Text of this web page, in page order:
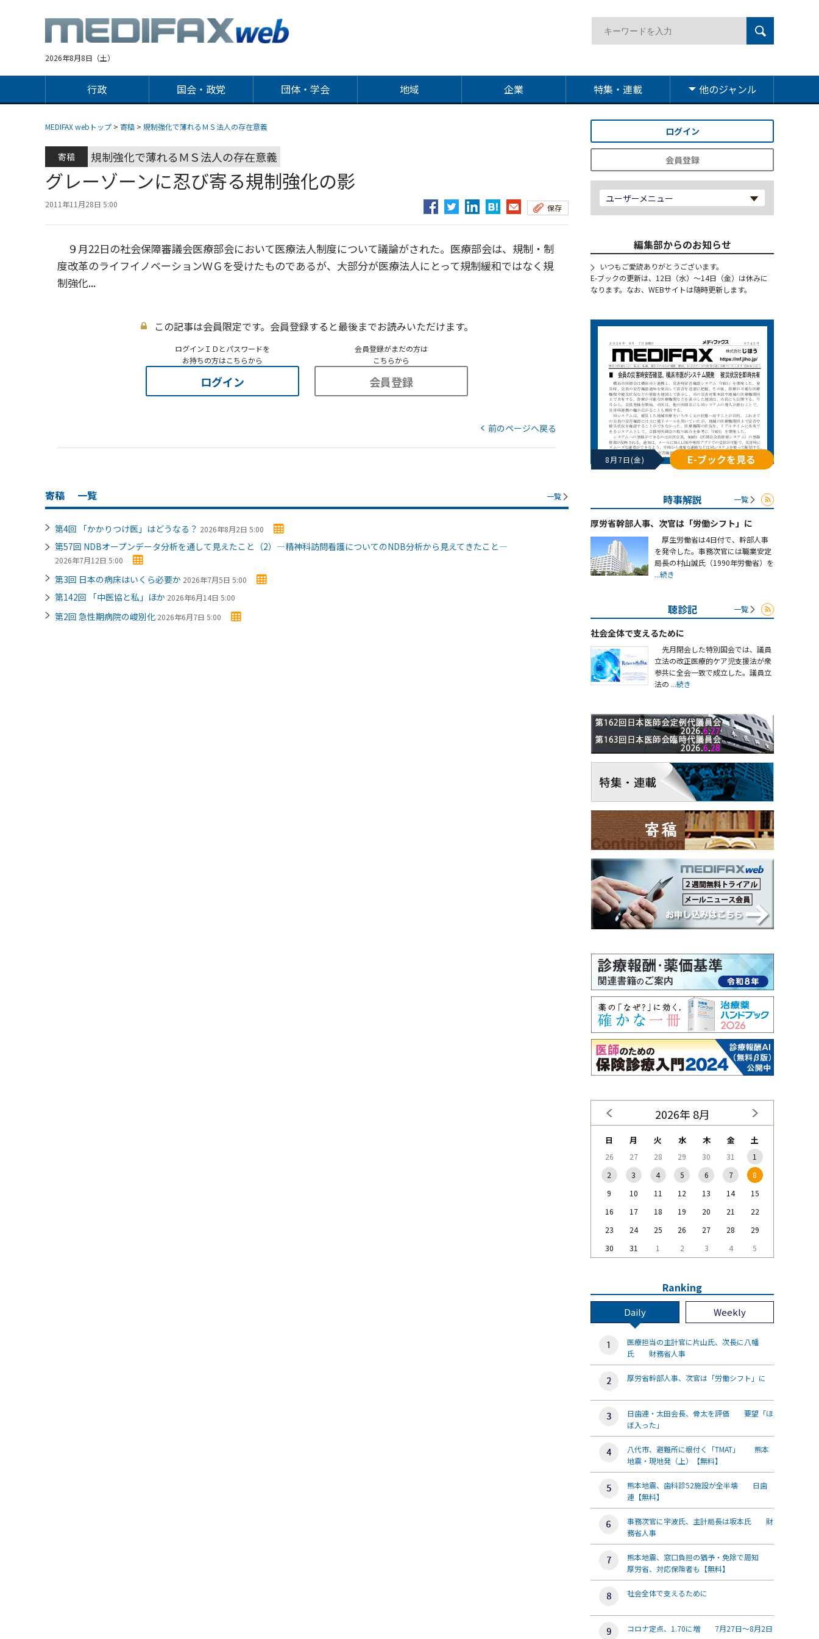
2026年8月8日（土）
行政 国会・政党 団体・学会 地域 企業 特集・連載 他のジャンル
MEDIFAX webトップ > 寄稿 > 規制強化で薄れるＭＳ法人の存在意義
寄稿 規制強化で薄れるＭＳ法人の存在意義
グレーゾーンに忍び寄る規制強化の影
2011年11月28日 5:00 保存
９月22日の社会保障審議会医療部会において医療法人制度について議論がされた。医療部会は、規制・制
度改革のライフイノベーションＷＧを受けたものであるが、大部分が医療法人にとって規制緩和ではなく規
制強化...
この記事は会員限定です。会員登録すると最後までお読みいただけます。
ログインＩＤとパスワードを
お持ちの方はこちらから
ログイン
会員登録がまだの方は
こちらから
会員登録
前のページへ戻る
寄稿 一覧 一覧
第4回 「かかりつけ医」はどうなる？ 2026年8月2日 5:00
第57回 NDBオープンデータ分析を通して見えたこと（2）―精神科訪問看護についてのNDB分析から見えてきたこと―
2026年7月12日 5:00
第3回 日本の病床はいくら必要か 2026年7月5日 5:00
第142回 「中医協と私」ほか 2026年6月14日 5:00
第2回 急性期病院の峻別化 2026年6月7日 5:00
ログイン
会員登録
ユーザーメニュー
編集部からのお知らせ
いつもご愛読ありがとうございます。
E-ブックの更新は、12日（水）～14日（金）は休みに
なります。なお、WEBサイトは随時更新します。
8月7日(金) E-ブックを見る
時事解説 一覧
厚労省幹部人事、次官は「労働シフト」に
厚生労働省は4日付で、幹部人事
を発令した。事務次官には職業安定
局長の村山誠氏（1990年労働省）を
...続き
聴診記 一覧
社会全体で支えるために
先月閉会した特別国会では、議員
立法の改正医療的ケア児支援法が衆
参共に全会一致で成立した。議員立
法の ...続き
2026年 8月
日 月 火 水 木 金 土
26 27 28 29 30 31
1
2
3 4 5 6 7
8
9
10 11 12 13 14
15
16
17 18 19 20 21
22
23
24 25 26 27 28
29
30
31 1 2 3 4 5
Ranking
Daily Weekly
医療担当の主計官に片山氏、次長に八幡
氏 財務省人事
厚労省幹部人事、次官は「労働シフト」に
日歯連・太田会長、骨太を評価 要望「ほ
ぼ入った」
八代市、避難所に根付く「TMAT」 熊本
地震・現地発（上）【無料】
熊本地震、歯科診52施設が全半壊 日歯
連【無料】
事務次官に宇波氏、主計局長は坂本氏 財
務省人事
熊本地震、窓口負担の猶予・免除で周知
厚労省、対応保険者も【無料】
社会全体で支えるために
コロナ定点、1.70に増 7月27日～8月2日